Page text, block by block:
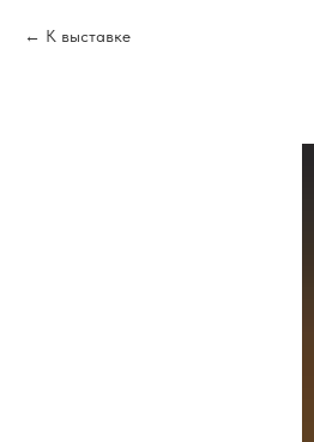
К выставке